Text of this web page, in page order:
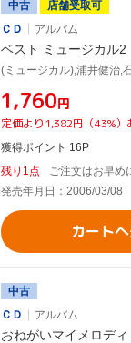
中古
店舗受取可
ＣＤ
アルバム
ベスト ミュージカル2
¥1,760円
定価より1,382円（43%）
獲得ポイント 16P
残り1点
ご注文はお早め
発売年月日：2006/03/08
カート
中古
ＣＤ
アルバム
おねがいマイメロデ